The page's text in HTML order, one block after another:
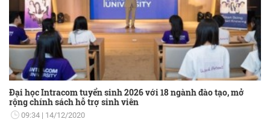
Đại học Intracom tuyển sinh 2026 với 18 ngành đào tạo, mở
rộng chính sách hỗ trợ sinh viên
09:34 14/12/2020